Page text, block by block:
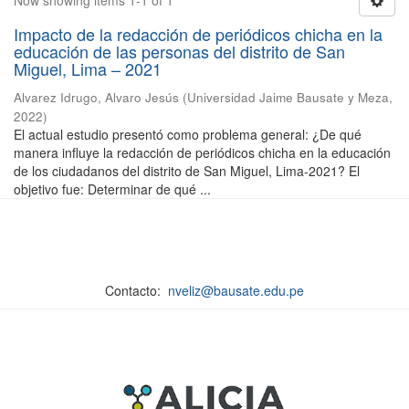
Impacto de la redacción de periódicos chicha en la
educación de las personas del distrito de San
Miguel, Lima – 2021
Alvarez Idrugo, Alvaro Jesús (Universidad Jaime Bausate y Meza,
2022)
El actual estudio presentó como problema general: ¿De qué
manera influye la redacción de periódicos chicha en la educación
de los ciudadanos del distrito de San Miguel, Lima-2021? El
objetivo fue: Determinar de qué ...
Contacto: nveliz@bausate.edu.pe